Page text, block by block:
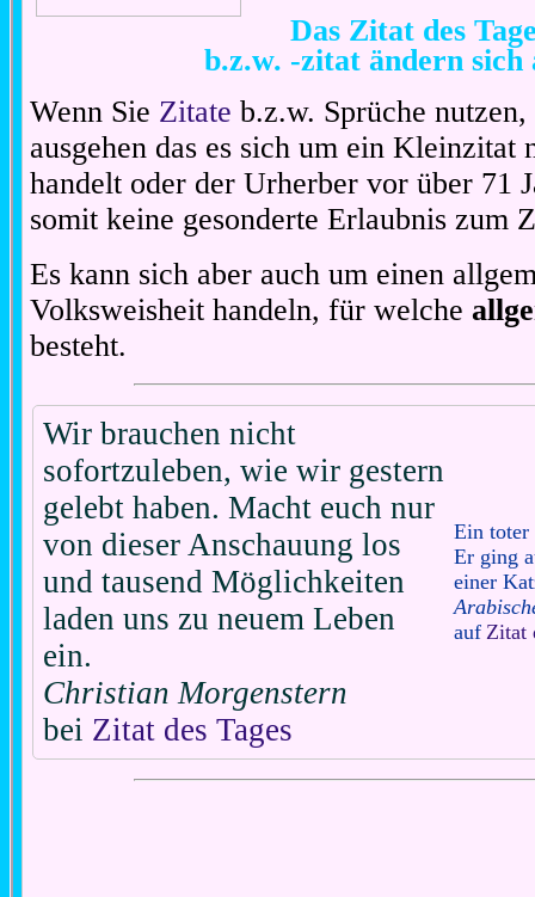
Das Zitat des
b.z.w. -zitat ändern sich
Wenn Sie Zitate b.z.w. Sprüche
ausgehen das es sich um ein Kleinzitat
handelt oder der Urherber vor über 71
somit keine gesonderte Erlaubnis zum
Es kann sich aber auch um einen
Volksweisheit handeln, für welche
besteht.
Wir brauchen nicht
sofortzuleben, wie wir gestern
gelebt haben. Macht euch nur
von dieser Anschauung los
und tausend Möglichkeiten
laden uns zu neuem Leben
ein.
Christian Morgenstern
bei Zitat des Tages
Ein toter
Er ging
einer
auf Zitat